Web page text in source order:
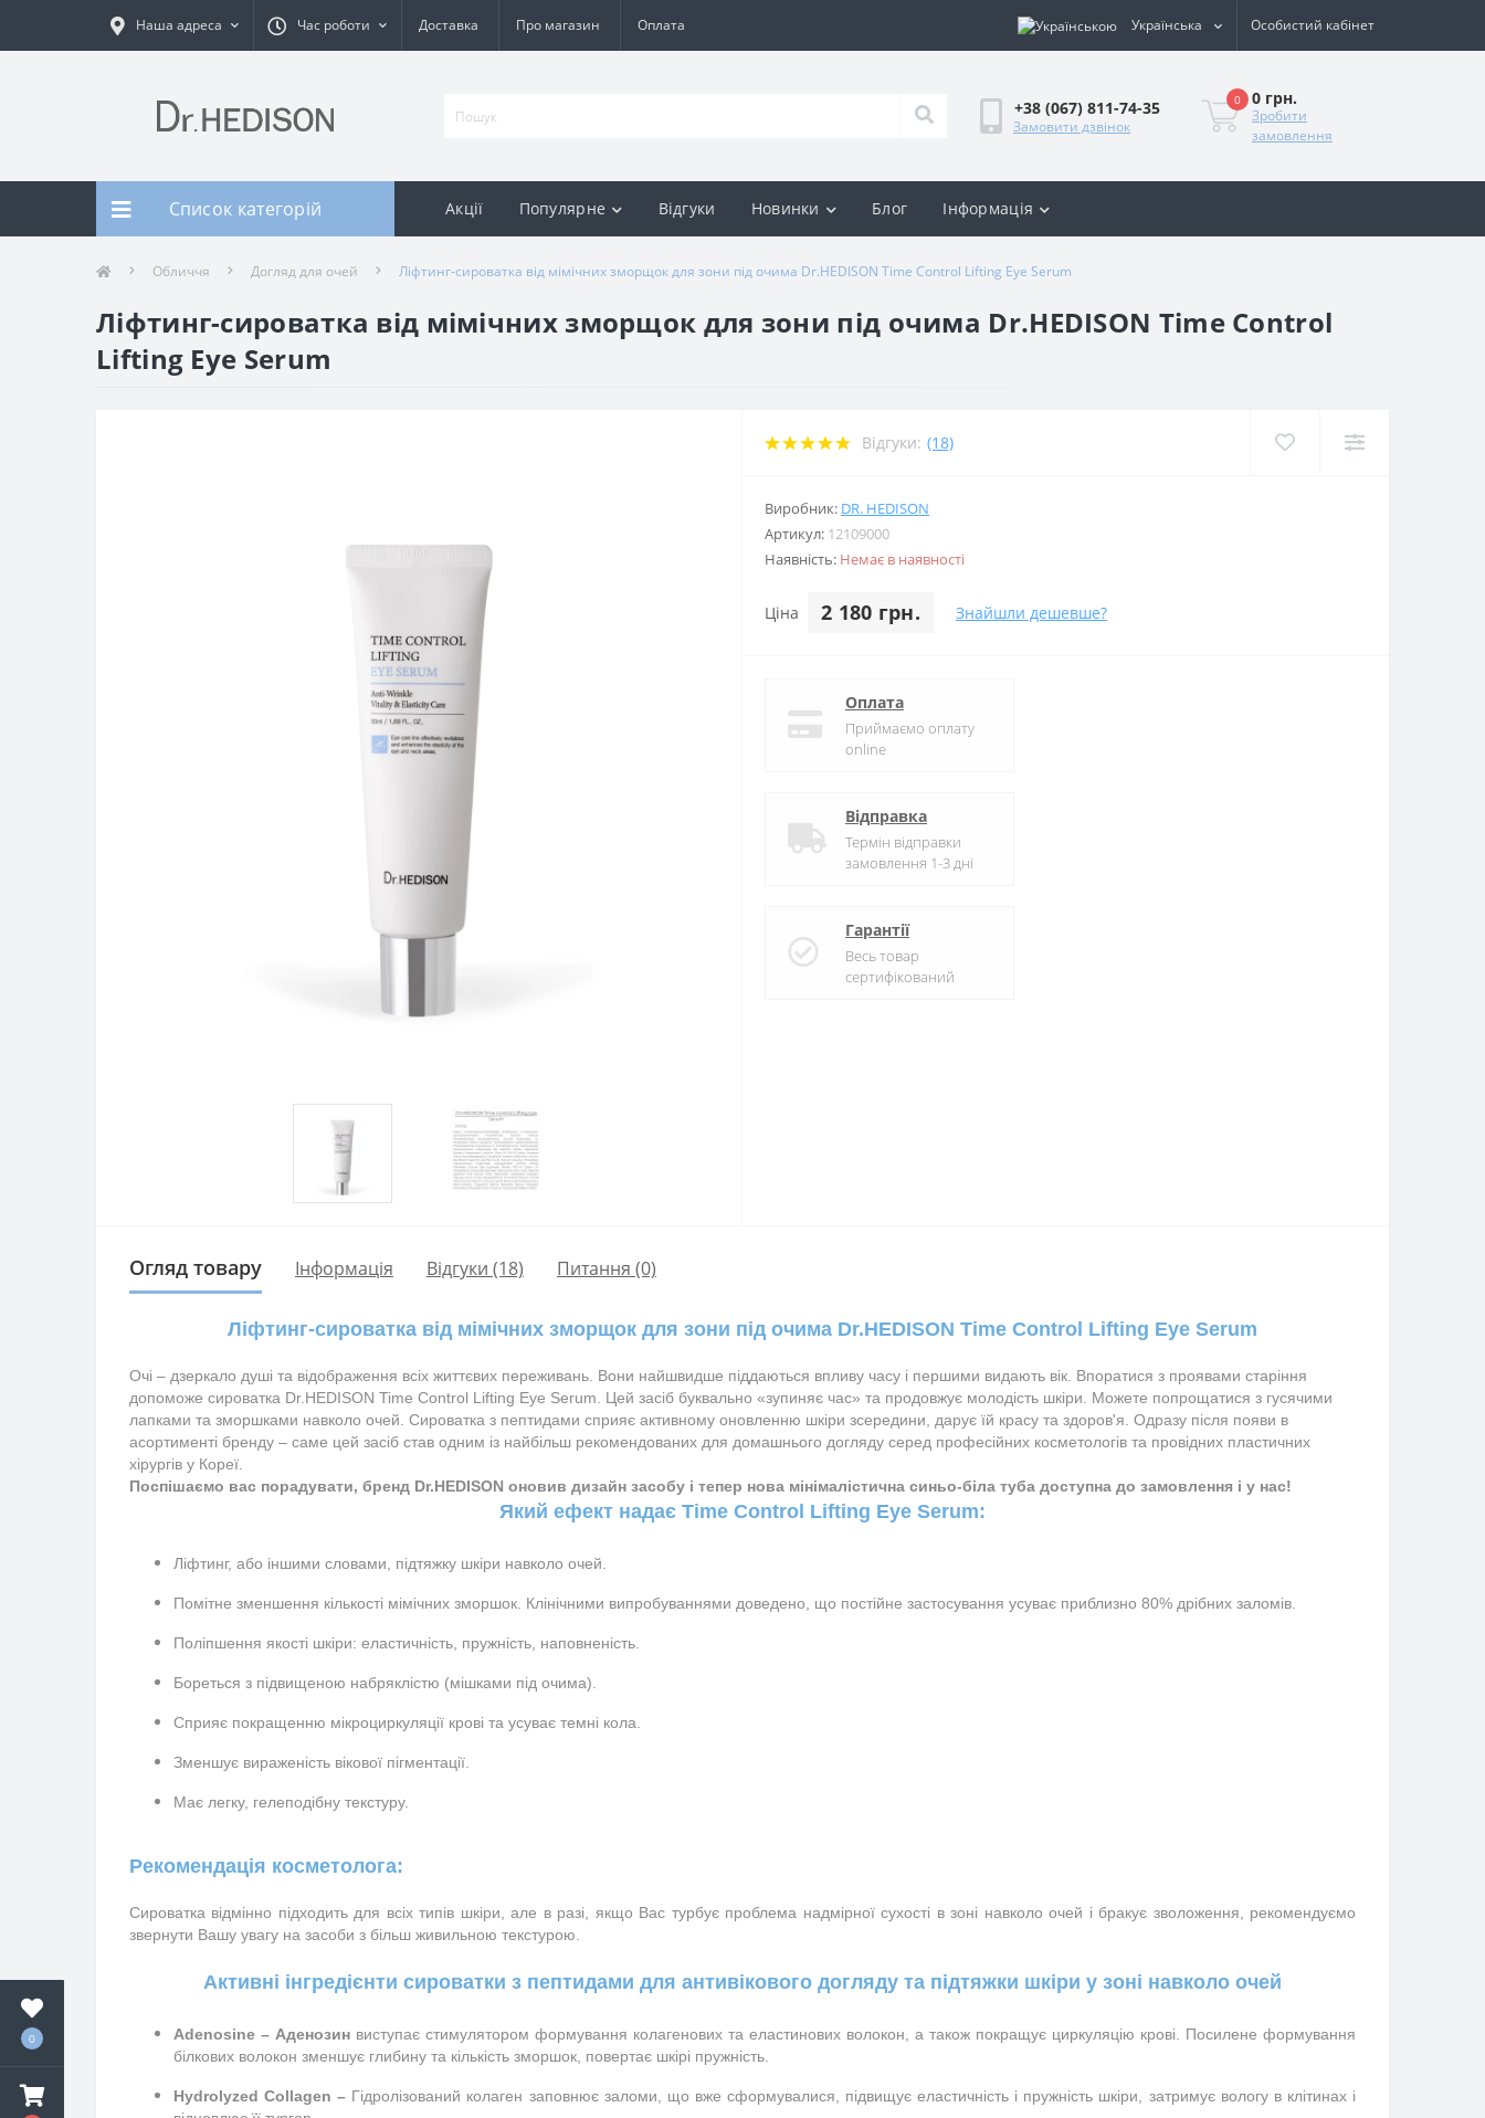
0
Наша адреса Час роботи Доставка Про магазин Оплата Українська Особистий кабінет
+38 (067) 811-74-35
Замовити дзвінок
0 0 грн.
Зробити
замовлення
Список категорій Акції Популярне Відгуки Новинки Блог Інформація
Обличчя Догляд для очей Ліфтинг-сироватка від мімічних зморщок для зони під очима Dr.HEDISON Time Control Lifting Eye Serum
Ліфтинг-сироватка від мімічних зморщок для зони під очима Dr.HEDISON Time Control
Lifting Eye Serum
Відгуки: (18)
Виробник: DR. HEDISON
Артикул: 12109000
Наявність: Немає в наявності
Ціна 2 180 грн. Знайшли дешевше?
Оплата
Приймаємо оплату
online
Відправка
Термін відправки
замовлення 1-3 дні
Гарантії
Весь товар
сертифікований
Огляд товару Інформація Відгуки (18) Питання (0)
Ліфтинг-сироватка від мімічних зморщок для зони під очима Dr.HEDISON Time Control Lifting Eye Serum
Очі – дзеркало душі та відображення всіх життєвих переживань. Вони найшвидше піддаються впливу часу і першими видають вік. Впоратися з проявами старіння
допоможе сироватка Dr.HEDISON Time Control Lifting Eye Serum. Цей засіб буквально «зупиняє час» та продовжує молодість шкіри. Можете попрощатися з гусячими
лапками та зморшками навколо очей. Сироватка з пептидами сприяє активному оновленню шкіри зсередини, дарує їй красу та здоров'я. Одразу після появи в
асортименті бренду – саме цей засіб став одним із найбільш рекомендованих для домашнього догляду серед професійних косметологів та провідних пластичних
хірургів у Кореї.
Поспішаємо вас порадувати, бренд Dr.HEDISON оновив дизайн засобу і тепер нова мінімалістична синьо-біла туба доступна до замовлення і у нас!
Який ефект надає Time Control Lifting Eye Serum:
Ліфтинг, або іншими словами, підтяжку шкіри навколо очей.
Помітне зменшення кількості мімічних зморшок. Клінічними випробуваннями доведено, що постійне застосування усуває приблизно 80% дрібних заломів.
Поліпшення якості шкіри: еластичність, пружність, наповненість.
Бореться з підвищеною набряклістю (мішками під очима).
Сприяє покращенню мікроциркуляції крові та усуває темні кола.
Зменшує вираженість вікової пігментації.
Має легку, гелеподібну текстуру.
Рекомендація косметолога:
Сироватка відмінно підходить для всіх типів шкіри, але в разі, якщо Bac турбує проблема надмірної сухості в зоні навколо очей і бракує зволоження, рекомендуємо
звернути Вашу увагу на засоби з більш живильною текстурою.
Активні інгредієнти сироватки з пептидами для антивікового догляду та підтяжки шкіри у зоні навколо очей
Adenosine – Аденозин виступає стимулятором формування колагенових та еластинових волокон, а також покращує циркуляцію крові. Посилене формування
білкових волокон зменшує глибину та кількість зморшок, повертає шкірі пружність.
Hydrolyzed Collagen – Гідролізований колаген заповнює заломи, що вже сформувалися, підвищує еластичність і пружність шкіри, затримує вологу в клітинах і